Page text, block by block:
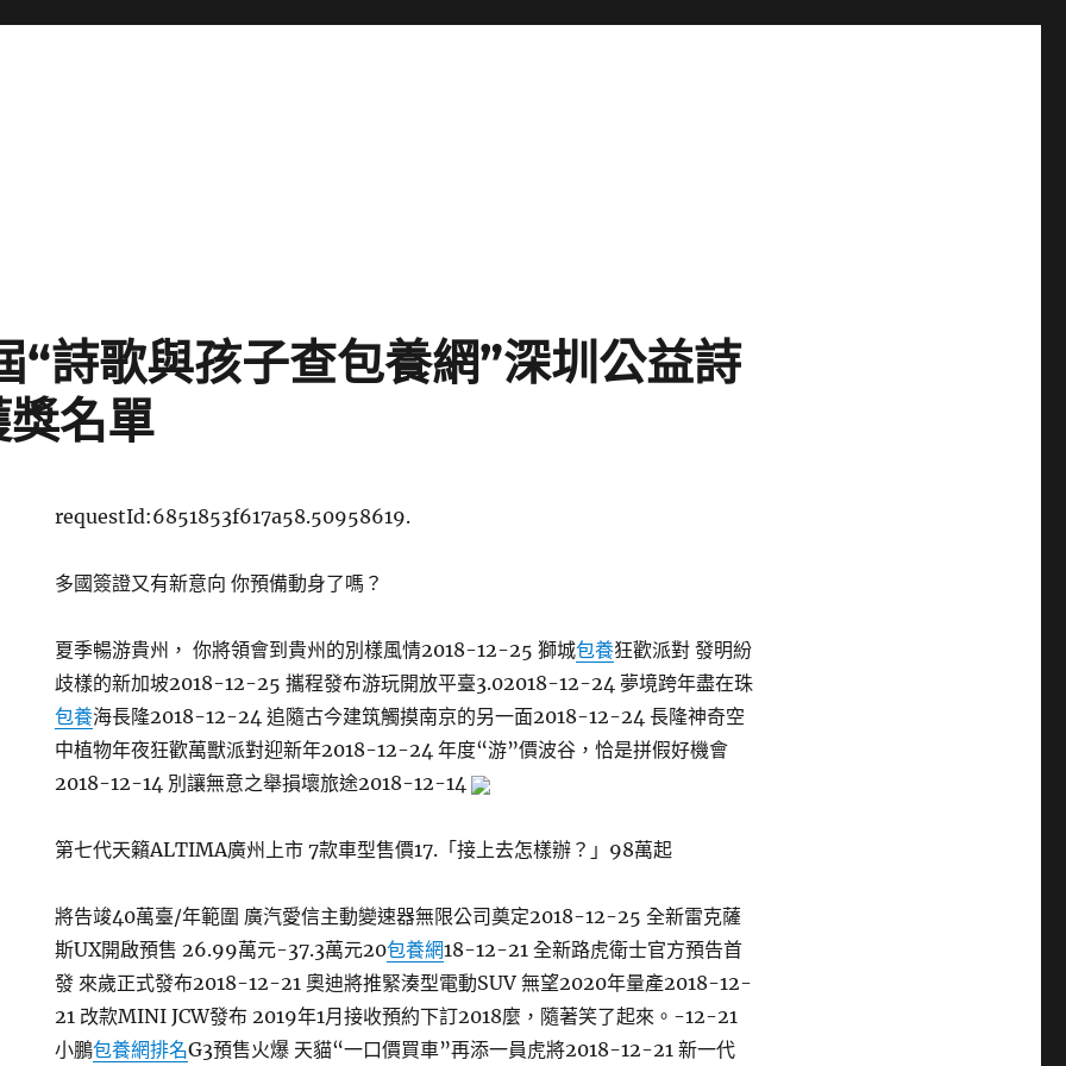
“詩歌與孩子查包養網”深圳公益詩
名單
requestId:6851853f617a58.50958619.
多國簽證又有新意向 你預備動身了嗎？
夏季暢游貴州， 你將領會到貴州的別樣風情2018-12-25 獅城包養狂歡派對 發明紛
歧樣的新加坡2018-12-25 攜程發布游玩開放平臺3.02018-12-24 夢境跨年盡在珠
包養海長隆2018-12-24 追隨古今建筑觸摸南京的另一面2018-12-24 長隆神奇空
中植物年夜狂歡萬獸派對迎新年2018-12-24 年度“游”價波谷，恰是拼假好機會
2018-12-14 別讓無意之舉損壞旅途2018-12-14
第七代天籟ALTIMA廣州上市 7款車型售價17.「接上去怎樣辦？」98萬起
將告竣40萬臺/年範圍 廣汽愛信主動變速器無限公司奠定2018-12-25 全新雷克薩
斯UX開啟預售 26.99萬元-37.3萬元20包養網18-12-21 全新路虎衛士官方預告首
發 來歲正式發布2018-12-21 奧迪將推緊湊型電動SUV 無望2020年量產2018-12-
21 改款MINI JCW發布 2019年1月接收預約下訂2018麼，隨著笑了起來。-12-21
小鵬包養網排名G3預售火爆 天貓“一口價買車”再添一員虎將2018-12-21 新一代